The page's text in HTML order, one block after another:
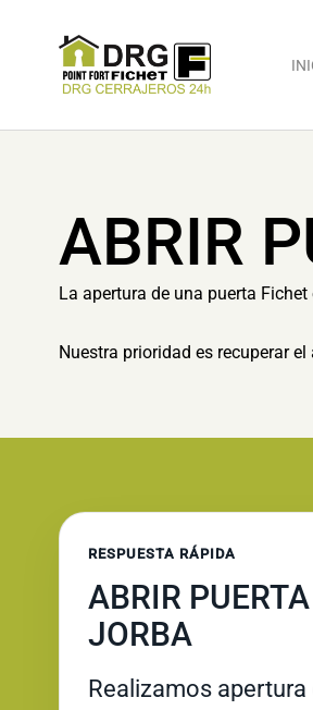
ABRIR
La apertura de una puerta
Nuestra prioridad es recuperar
RESPUESTA RÁPIDA
ABRIR
JORBA
Realizamos